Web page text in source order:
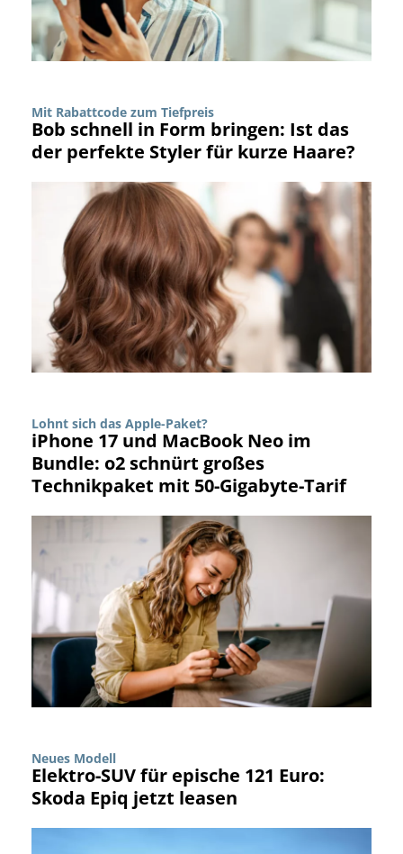
Mit Rabattcode zum Tiefpreis
Bob schnell in Form bringen: Ist das
der perfekte Styler für kurze Haare?
Lohnt sich das Apple-Paket?
iPhone 17 und MacBook Neo im
Bundle: o2 schnürt großes
Technikpaket mit 50-Gigabyte-Tarif
Neues Modell
Elektro-SUV für epische 121 Euro:
Skoda Epiq jetzt leasen